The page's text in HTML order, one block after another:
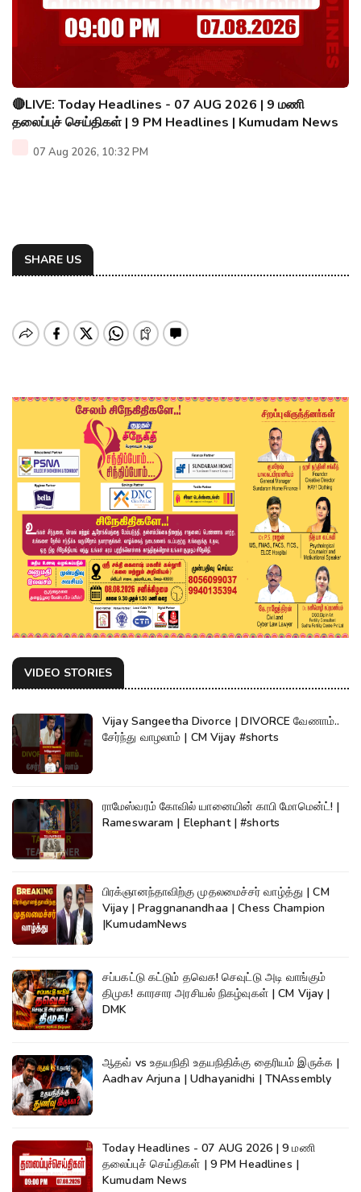
🔴LIVE: Today Headlines - 07 AUG 2026 | 9 மணி
தலைப்புச் செய்திகள் | 9 PM Headlines | Kumudam News
07 Aug 2026, 10:32 PM
SHARE US
VIDEO STORIES
Vijay Sangeetha Divorce | DIVORCE வேணாம்..
சேர்ந்து வாழலாம் | CM Vijay #shorts
ராமேஸ்வரம் கோவில் யானையின் காபி மோமென்ட்! |
Rameswaram | Elephant | #shorts
பிரக்ஞானந்தாவிற்கு முதலமைச்சர் வாழ்த்து | CM
Vijay | Praggnanandhaa | Chess Champion
|KumudamNews
சப்பகட்டு கட்டும் தவெக! செவுட்டு அடி வாங்கும்
திமுக! காரசார அரசியல் நிகழ்வுகள் | CM Vijay |
DMK
ஆதவ் vs உதயநிதி உதயநிதிக்கு தைரியம் இருக்க |
Aadhav Arjuna | Udhayanidhi | TNAssembly
Today Headlines - 07 AUG 2026 | 9 மணி
தலைப்புச் செய்திகள் | 9 PM Headlines |
Kumudam News